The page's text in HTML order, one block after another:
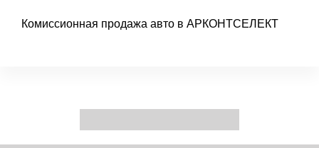
Комиссионная продажа авто в АРКОНТСЕЛЕКТ